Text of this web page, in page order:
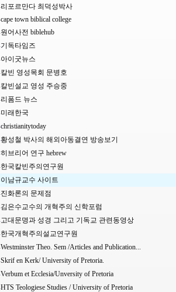
리포르만다 최덕성박사
cape town biblical college
원어사전 biblehub
기독타임즈
아이굿뉴스
칼빈 영성목회 문병호
칼빈설교 영성 주승중
리폼드 뉴스
미래한국
christianitytoday
황성철 박사의 해외아동결연 방송보기
히브리어 연구 hebrew
한국칼빈주의연구원
이남규교수 사이트
진화론의 문제점
김은수교수의 개혁주의 신학포럼
고대문명과 성경 그리고 기독교 관련동영상
한국개혁주의설교연구원
Westminster Theo. Sem /Articles and Publication...
Skrif en Kerk/ University of Pretoria.
Verbum et Ecclesia/Unversity of Pretoria
HTS Teologiese Studies / University of Pretoria